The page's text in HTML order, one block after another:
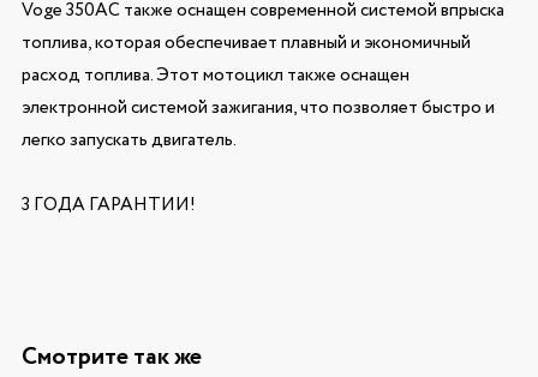
Voge 350AC также оснащен современной системой впрыска
топлива, которая обеспечивает плавный и экономичный
расход топлива. Этот мотоцикл также оснащен
электронной системой зажигания, что позволяет быстро и
легко запускать двигатель.
3 ГОДА ГАРАНТИИ!
Смотрите так же